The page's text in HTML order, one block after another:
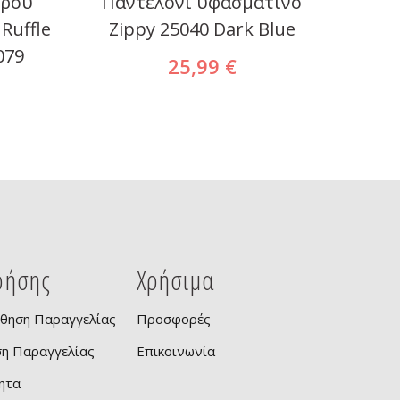
Zippy 25040 Dark Blue
25,99 €
Παραγγελίας
Παραγγελίας
Χρήσιμα
Προσφορές
Επικοινωνία